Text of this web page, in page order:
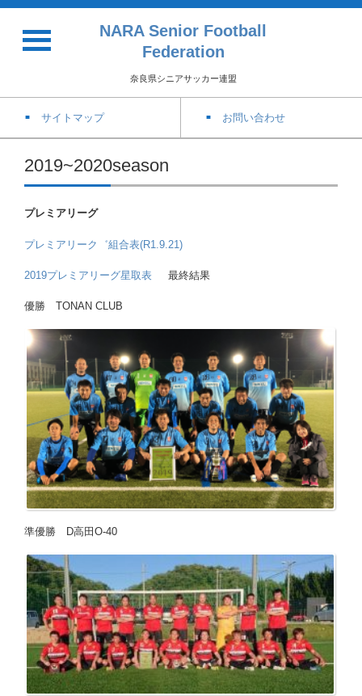
NARA Senior Football
Federation
奈良県シニアサッカー連盟
サイトマップ お問い合わせ
2019~2020season
プレミアリーグ
プレミアリーク゛組合表(R1.9.21)
2019プレミアリーグ星取表 最終結果
優勝 TONAN CLUB
準優勝 D高田O-40